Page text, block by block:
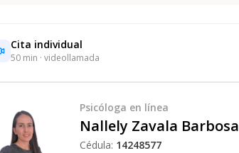
Cita individual
50 min · videollamada
Psicóloga en línea
Nallely Zavala Barbosa
Cédula: 14248577